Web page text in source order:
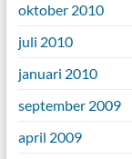
oktober 2010
juli 2010
januari 2010
september 2009
april 2009